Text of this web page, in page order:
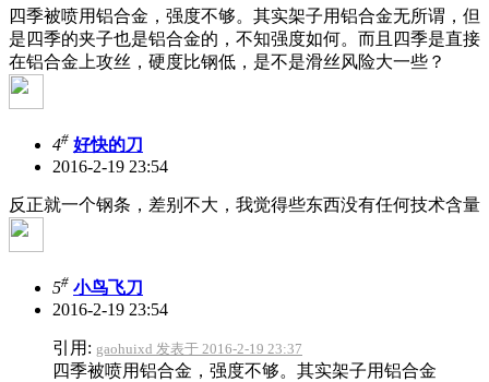
四季被喷用铝合金，强度不够。其实架子用铝合金无所谓，但
是四季的夹子也是铝合金的，不知强度如何。而且四季是直接
在铝合金上攻丝，硬度比钢低，是不是滑丝风险大一些？
4# 好快的刀
2016-2-19 23:54
反正就一个钢条，差别不大，我觉得些东西没有任何技术含量
5# 小鸟飞刀
2016-2-19 23:54
引用: gaohuixd 发表于 2016-2-19 23:37
四季被喷用铝合金，强度不够。其实架子用铝合金